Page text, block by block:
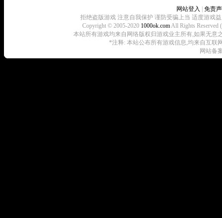
网站登入
免责
拒绝盗版游戏 注意自我保护 谨防受骗上当 适度游戏
Copyright © 2005-2020 1000ok.comAll Rights
本站所有游戏均来自网络版权归游戏业主所有,如果无意
*注释: 本站公布所有游戏信息,均来自互联
网站备